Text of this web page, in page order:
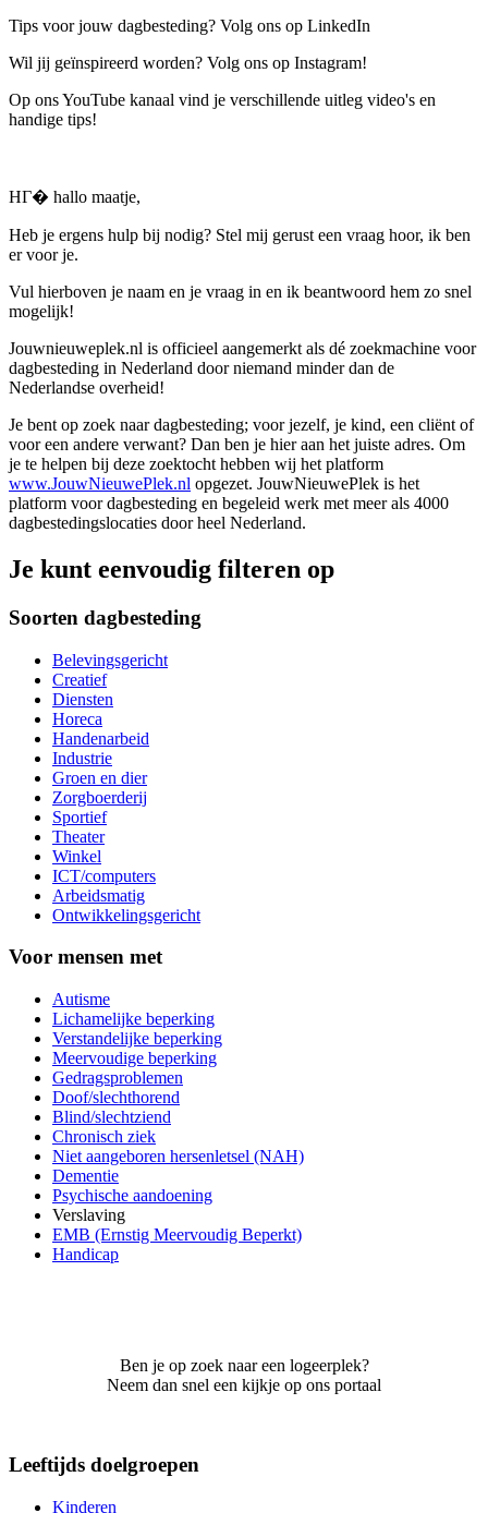
Tips voor jouw dagbesteding? Volg ons op LinkedIn
Wil jij geïnspireerd worden? Volg ons op Instagram!
Op ons YouTube kanaal vind je verschillende uitleg video's en
handige tips!
HГ� hallo maatje,
Heb je ergens hulp bij nodig? Stel mij gerust een vraag hoor, ik ben
er voor je.
Vul hierboven je naam en je vraag in en ik beantwoord hem zo snel
mogelijk!
Jouwnieuweplek.nl is officieel aangemerkt als dé zoekmachine voor
dagbesteding in Nederland door niemand minder dan de
Nederlandse overheid!
Je bent op zoek naar dagbesteding; voor jezelf, je kind, een cliënt of
voor een andere verwant? Dan ben je hier aan het juiste adres. Om
je te helpen bij deze zoektocht hebben wij het platform
www.JouwNieuwePlek.nl opgezet. JouwNieuwePlek is het
platform voor dagbesteding en begeleid werk met meer als 4000
dagbestedingslocaties door heel Nederland.
Je kunt eenvoudig filteren op
Soorten dagbesteding
Belevingsgericht
Creatief
Diensten
Horeca
Handenarbeid
Industrie
Groen en dier
Zorgboerderij
Sportief
Theater
Winkel
ICT/computers
Arbeidsmatig
Ontwikkelingsgericht
Voor mensen met
Autisme
Lichamelijke beperking
Verstandelijke beperking
Meervoudige beperking
Gedragsproblemen
Doof/slechthorend
Blind/slechtziend
Chronisch ziek
Niet aangeboren hersenletsel (NAH)
Dementie
Psychische aandoening
Verslaving
EMB (Ernstig Meervoudig Beperkt)
Handicap
Ben je op zoek naar een logeerplek?
Neem dan snel een kijkje op ons portaal
Leeftijds doelgroepen
Kinderen